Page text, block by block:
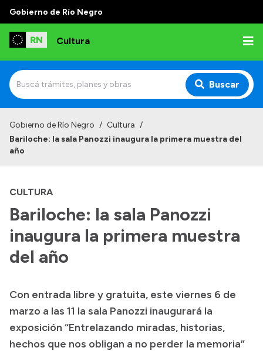
Gobierno de Río Negro
Cultura
Buscar
Institucional
Autoridades
Delegaciones
Normativa
Presupuesto
Boletín Oficial
Compras y licitaciones
Gobierno de Río Negro / Cultura /
Bariloche: la sala Panozzi inaugura la primera muestra del
año
CULTURA
Bariloche: la sala Panozzi
inaugura la primera muestra
del año
Con entrada libre y gratuita, este viernes 6 de
marzo a las 11 la sala Panozzi inaugurará la
exposición “Entrelazando miradas, historias,
hechos que nos obligan a no perder la memoria”